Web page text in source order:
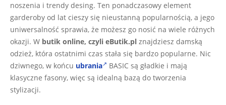
noszenia i trendy desing. Ten ponadczasowy element
garderoby od lat cieszy się nieustanną popularnością, a jego
uniwersalność sprawia, że możesz go nosić na wiele różnych
okazji. W butik online, czyli eButik.pl znajdziesz damską
odzież, która ostatnimi czas stała się bardzo popularne. Nic
dziwnego, w końcu ubrania
BASIC są gładkie i mają
klasyczne fasony, więc są idealną bazą do tworzenia
stylizacji.